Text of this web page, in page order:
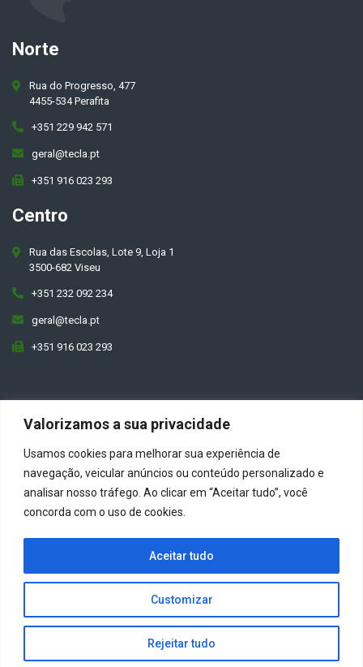
Valorizamos a sua privacidade
Usamos cookies para melhorar sua experiência de
navegação, veicular anúncios ou conteúdo personalizado e
analisar nosso tráfego. Ao clicar em “Aceitar tudo”, você
concorda com o uso de cookies.
Customizar
Rejeitar tudo
Aceitar tudo
Norte
Rua do Progresso, 477
4455-534 Perafita
+351 229 942 571
geral@tecla.pt
+351 916 023 293
Centro
Rua das Escolas, Lote 9, Loja 1
3500-682 Viseu
+351 232 092 234
geral@tecla.pt
+351 916 023 293